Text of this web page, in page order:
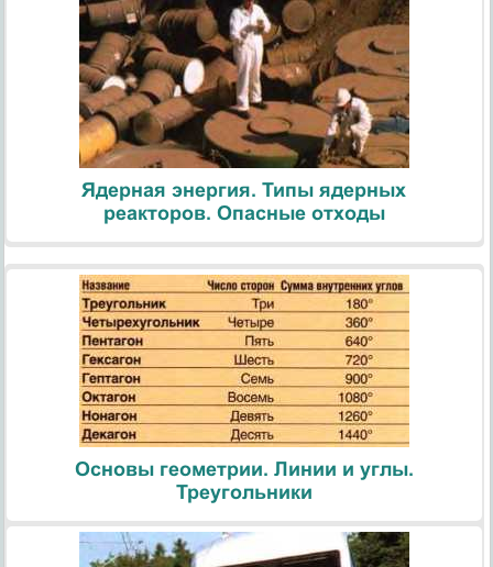
Ядерная энергия. Типы ядерных
реакторов. Опасные отходы
Основы геометрии. Линии и углы.
Треугольники